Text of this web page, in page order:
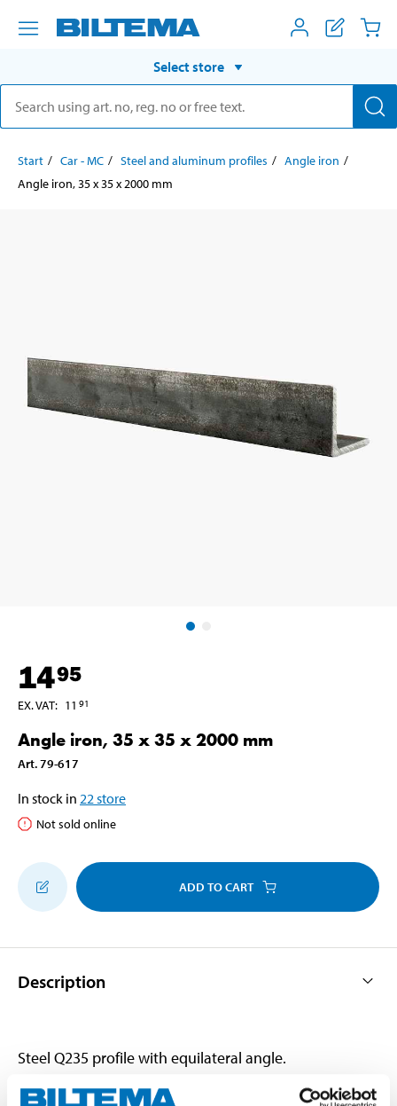
Select store
Start Car - MC Steel and aluminum profiles
Angle iron
Angle iron, 35 x 35 x 2000 mm
1495
EX. VAT: 11 91
Angle iron, 35 x 35 x 2000 mm
Art.79-617
In stock in 22 store
Not sold online
ADD TO CART
Description
Steel Q235 profile with equilateral angle.